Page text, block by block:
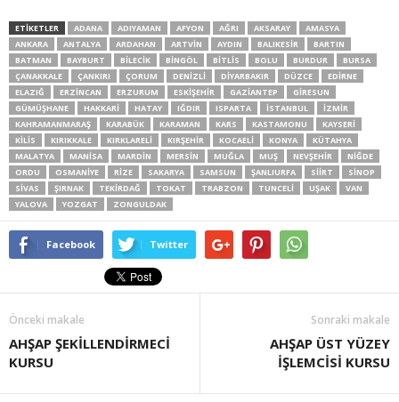
ETİKETLER ADANA ADIYAMAN AFYON AĞRI AKSARAY
AMASYA
ANKARA
ANTALYA ARDAHAN ARTVIN AYDIN BALIKESIR
BARTIN
BATMAN
BAYBURT BILECIK BINGÖL BITLIS BOLU BURDUR
BURSA
ÇANAKKALE
ÇANKIRI ÇORUM DENIZLI DIYARBAKIR DÜZCE
EDIRNE
ELAZIĞ
ERZINCAN ERZURUM ESKIŞEHIR GAZIANTEP
GIRESUN
GÜMÜŞHANE
HAKKARI HATAY IĞDIR ISPARTA İSTANBUL
İZMIR
KAHRAMANMARAŞ
KARABÜK KARAMAN KARS KASTAMONU
KAYSERI
KILIS
KIRIKKALE KIRKLARELI KIRŞEHIR KOCAELI KONYA
KÜTAHYA
MALATYA
MANISA MARDIN MERSIN MUĞLA MUŞ NEVŞEHIR
NIĞDE
ORDU
OSMANIYE RIZE SAKARYA SAMSUN ŞANLIURFA SIIRT
SINOP
SIVAS
ŞIRNAK TEKIRDAĞ TOKAT TRABZON TUNCELI UŞAK
VAN
YALOVA
YOZGAT ZONGULDAK
Facebook Twitter
Önceki makale
AHŞAP ŞEKİLLENDİRMECİ
KURSU
Sonraki makale
AHŞAP ÜST YÜZEY
İŞLEMCİSİ KURSU